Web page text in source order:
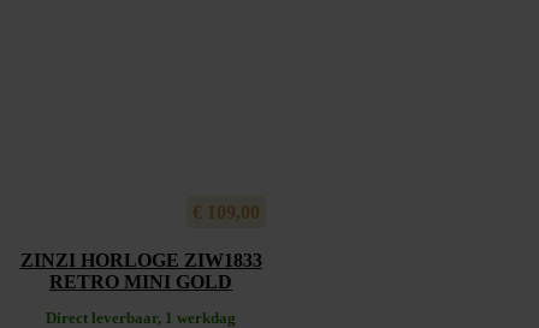
€ 109,00
ZINZI HORLOGE ZIW1833
RETRO MINI GOLD
Direct leverbaar, 1 werkdag